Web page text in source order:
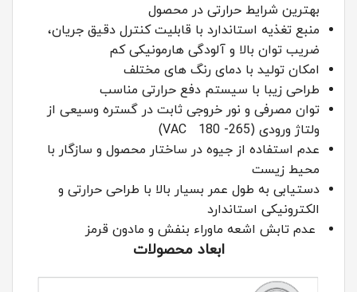
بهترین شرایط حرارتی در محصول
منبع تغذیه استاندارد با قابلیت کنترل دقیق جریان،
ضریب توان بالا و آلودگی هارمونیکی کم
امکان تولید با دمای رنگ های مختلف
طراحی زیبا با سیستم دفع حرارتی مناسب
توان مصرفی و نور خروجی ثابت در گستره وسیعی از
ولتاژ ورودی (265- VAC 180)
عدم استفاده از جیوه در ساختار محصول و سازگار با
محیط زیست
دستیابی به طول عمر بسیار بالا با طراحی حرارتی و
الکترونیکی استاندارد
عدم تابش اشعه ماوراء بنفش و مادون قرمز
ابعاد محصولات